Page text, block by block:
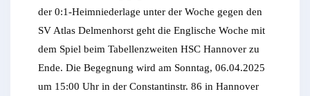
der 0:1-Heimniederlage unter der Woche gegen den
SV Atlas Delmenhorst geht die Englische Woche mit
dem Spiel beim Tabellenzweiten HSC Hannover zu
Ende. Die Begegnung wird am Sonntag, 06.04.2025
um 15:00 Uhr in der Constantinstr. 86 in Hannover